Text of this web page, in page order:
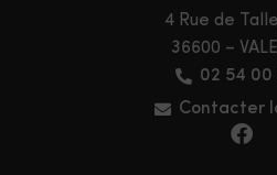
4 Rue de
36600 –
02 54 00
Contacter